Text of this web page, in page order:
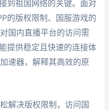
到祖国网络的关键。面对
的版权限制、国服游戏的
国内直播平台的访问需
提供稳定且快速的连接体
速器，解释其高效的原
解决版权限制，访问国